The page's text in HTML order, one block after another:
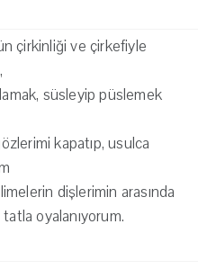
çirkinliği ve çirkefiyle
süsleyip püslemek
kapatıp, usulca
dişlerimin arasında
tatla oyalanıyorum.